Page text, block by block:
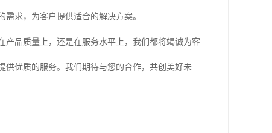
求，为客户提供适合的解决方案。
品质量上，还是在服务水平上，我们都将竭诚为客
供优质的服务。我们期待与您的合作，共创美好未